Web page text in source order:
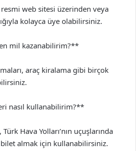
resmi web sitesi üzerinden veya
kolayca üye olabilirsiniz.
mil kazanabilirim?**
araç kiralama gibi birçok
nasıl kullanabilirim?**
Hava Yolları’nın uçuşlarında
almak için kullanabilirsiniz.